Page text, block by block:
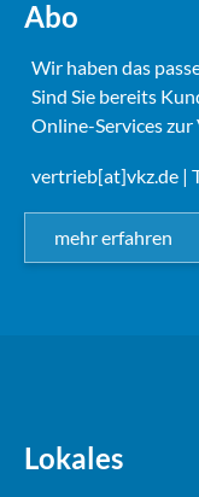
Abo
Wir haben das
Sind Sie bereits
Online-Services zur
vertrieb[at]vkz.de |
mehr erfahren
Lokales